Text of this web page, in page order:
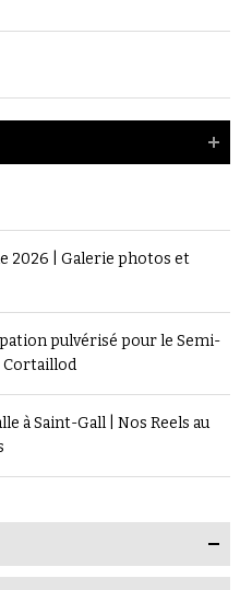
2026 | Galerie photos et
pulvérisé pour le Semi-
Cortaillod
à Saint-Gall | Nos Reels au